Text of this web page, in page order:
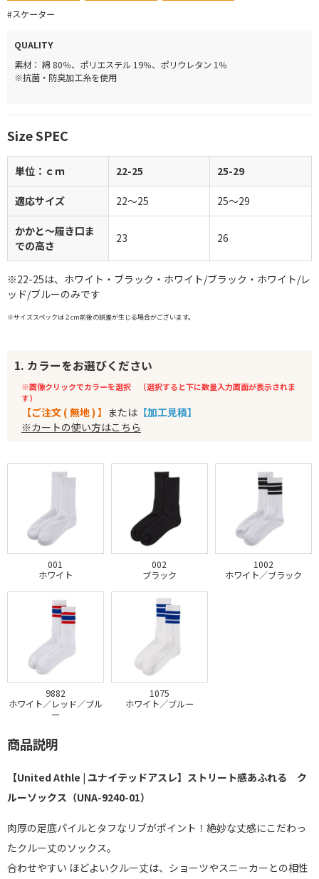
#スケーター
QUALITY
素材： 綿 80％、ポリエステル 19％、ポリウレタン 1％
※抗菌・防臭加工糸を使用
Size SPEC
単位：ｃｍ 22-25 25-29
適応サイズ 22～25 25～29
かかと～履き口ま
での高さ
23 26
※22-25は、ホワイト・ブラック・ホワイト/ブラック・ホワイト/レ
ッド/ブルーのみです
※サイズスペックは２cm前後の誤差が生じる場合がございます。
1. カラーをお選びください
※画像クリックでカラーを選択 （選択すると下に数量入力画面が表示されま
す）
【ご注文 ( 無地 ) 】 または 【加工見積】
※カートの使い方はこちら
001
ホワイト
002
ブラック
1002
ホワイト／ブラック
9882
ホワイト／レッド／ブル
ー
1075
ホワイト／ブルー
商品説明
【United Athle | ユナイテッドアスレ】ストリート感あふれる ク
ルーソックス（UNA-9240-01）
肉厚の足底パイルとタフなリブがポイント！絶妙な丈感にこだわっ
たクルー丈のソックス。
合わせやすい ほどよいクルー丈は、ショーツやスニーカーとの相性